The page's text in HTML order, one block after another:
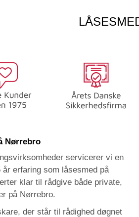
Nørrebro
servicerer vi en
år erfaring som låsesmed på
klar til rådgive både private,
på Nørrebro.
der står til rådighed døgnet